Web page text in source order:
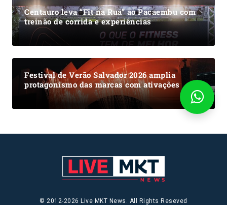
Centauro leva “Fit na Rua” ao Pacaembu com
treinão de corrida e experiências
Festival de Verão Salvador 2026 amplia
protagonismo das marcas com ativações
© 2012-2026 Live MKT News. All Rights Reseved